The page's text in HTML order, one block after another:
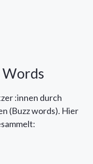
Words
:innen durch
(Buzz words). Hier